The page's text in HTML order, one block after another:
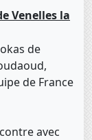
Venelles la
de
de France
avec